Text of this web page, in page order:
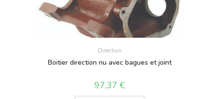
Direction
Boitier direction nu avec bagues et joint
97,37 €